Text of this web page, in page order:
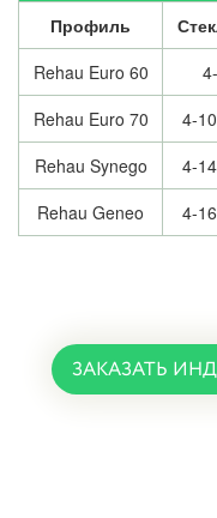
Профиль
Rehau Euro 60
Rehau Euro 70
4-
Rehau Synego
4-
Rehau Geneo
4-
ЗАКАЗАТЬ